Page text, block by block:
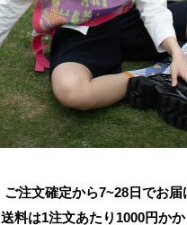
ご注文確定から7~28日でお届
送料は1注文あたり 1000円か